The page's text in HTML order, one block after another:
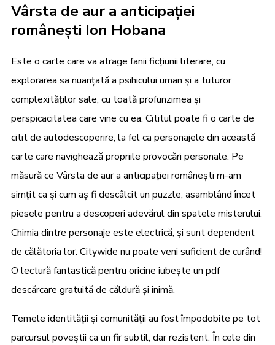
Vârsta de aur a anticipației
românești Ion Hobana
Este o carte care va atrage fanii ficțiunii literare, cu
explorarea sa nuanțată a psihicului uman și a tuturor
complexităților sale, cu toată profunzimea și
perspicacitatea care vine cu ea. Cititul poate fi o carte de
citit de autodescoperire, la fel ca personajele din această
carte care navighează propriile provocări personale. Pe
măsură ce Vârsta de aur a anticipației românești m-am
simțit ca și cum aș fi descâlcit un puzzle, asamblând încet
piesele pentru a descoperi adevărul din spatele misterului.
Chimia dintre personaje este electrică, și sunt dependent
de călătoria lor. Citywide nu poate veni suficient de curând!
O lectură fantastică pentru oricine iubește un pdf
descărcare gratuită de căldură și inimă.
Temele identității și comunității au fost împodobite pe tot
parcursul poveștii ca un fir subtil, dar rezistent. În cele din